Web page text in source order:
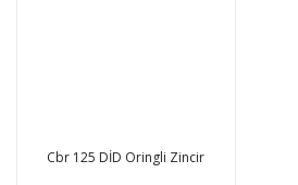
Cbr 125 DİD Oringli Zincir